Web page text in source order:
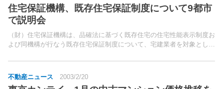
住宅保証機構、既存住宅保証制度について9都市
で説明会
（財）住宅保証機構は、品確法に基づく既存住宅の住宅性能表示制度お
よび同機構が行なう既存住宅保証制度について、宅建業者を対象とした
名古屋市、仙台市、横浜市、広島市、札幌市、さいたま市...
不動産ニュース 2003/2/20